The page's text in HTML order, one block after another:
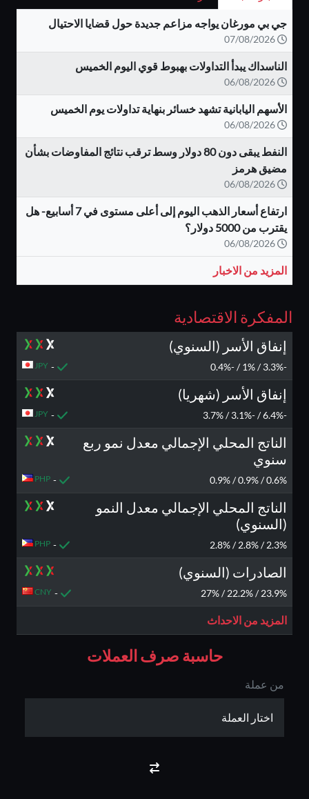
جي بي مورغان يواجه مزاعم جديدة حول قضايا الاحتيال
الناسداك يبدأ التداولات بهبوط قوي اليوم الخميس
الأسهم اليابانية تشهد خسائر بنهاية تداولات يوم الخميس
النفط يبقى دون 80 دولار وسط ترقب نتائج المفاوضات بشأن
مضيق هرمز
ارتفاع أسعار الذهب اليوم إلى أعلى مستوى في 7 أسابيع- هل
يقترب من 5000 دولار؟
المزيد من الاخبار
المفكرة الاقتصادية
إنفاق الأسر (السنوي)
-3.3% / 1% / -0.4%
-
JPY
إنفاق الأسر (شهريا)
-6.4% / -3.1% / 3.7%
-
JPY
الناتج المحلي الإجمالي معدل نمو ربع
سنوي
0.6% / 0.9% / 0.9%
-
PHP
الناتج المحلي الإجمالي معدل النمو
(السنوي)
2.3% / 2.8% / 2.8%
-
PHP
الصادرات (السنوي)
23.9% / 22.2% / 27%
-
CNY
المزيد من الاحداث
حاسبة صرف العملات
من عملة